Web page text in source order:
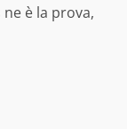
ne è la prova,